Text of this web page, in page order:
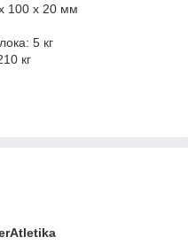
100 х 20 мм
5 кг
кг